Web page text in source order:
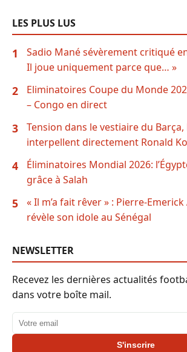
LES PLUS LUS
1
Sadio Mané sévèrement critiqué
Il joue uniquement parce que… »
2
Eliminatoires Coupe du Monde
– Congo en direct
3
Tension dans le vestiaire du
interpellent directement Ronald
4
Éliminatoires Mondial 2026:
grâce à Salah
5
« Il m’a fait rêver » : Pierre-
révèle son idole au Sénégal
NEWSLETTER
Recevez les dernières actualités
dans votre boîte mail.
Adresse email
S'inscrire